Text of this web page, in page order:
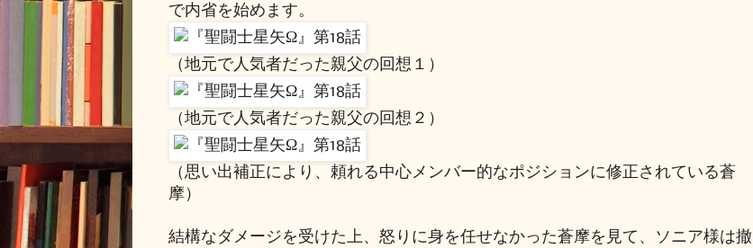
で内省を始めます。
（地元で人気者だった親父の回想１）
（地元で人気者だった親父の回想２）
（思い出補正により、頼れる中心メンバー的なポジションに修正されている蒼
摩）
結構なダメージを受けた上、怒りに身を任せなかった蒼摩を見て、ソニア様は撤